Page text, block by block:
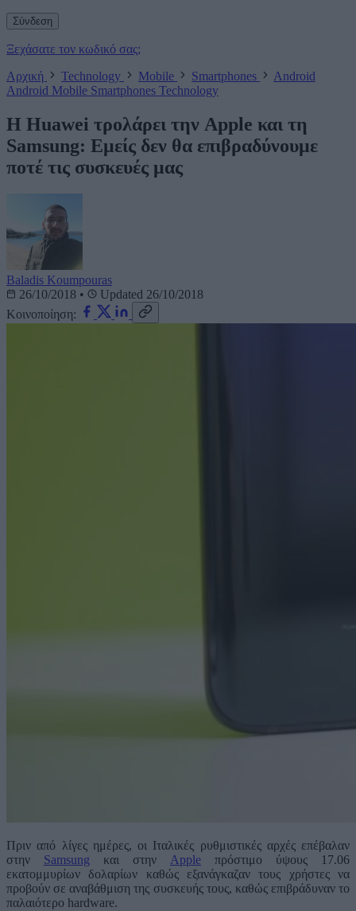
Ξεχάσατε τον κωδικό σας;
Αρχική
Technology Mobile Smartphones
Android
Android Mobile Smartphones Technology
Η Huawei τρολάρει την Apple και τη
Samsung: Εμείς δεν θα επιβραδύνουμε
ποτέ τις συσκευές μας
Baladis Koumpouras
26/10/2018 •
Updated 26/10/2018
Κοινοποίηση:
Πριν από λίγες ημέρες, οι Ιταλικές ρυθμιστικές αρχές επέβαλαν
στην Samsung και στην Apple πρόστιμο ύψους 17.06
εκατομμυρίων δολαρίων καθώς εξανάγκαζαν τους χρήστες να
προβούν σε αναβάθμιση της συσκευής τους, καθώς επιβράδυναν το
παλαιότερο hardware.